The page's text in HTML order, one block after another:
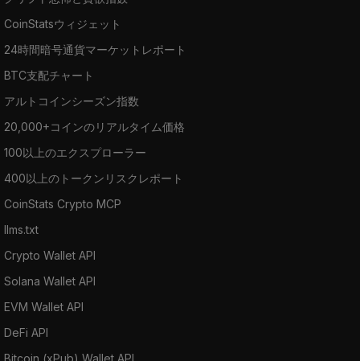
CoinStatsウィジェット
24時間暗号通貨マーケットレポート
BTC支配チャート
アルトコインシーズン指数
20,000+コインのリアルタイム価格
100以上のエクスプローラー
400以上のトークンリスクレポート
CoinStats Crypto MCP
llms.txt
Crypto Wallet API
Solana Wallet API
EVM Wallet API
DeFi API
Bitcoin (xPub) Wallet API